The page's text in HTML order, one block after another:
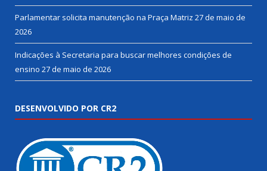
Parlamentar solicita manutenção na Praça Matriz 27 de maio de
2026
Indicações à Secretaria para buscar melhores condições de
ensino 27 de maio de 2026
DESENVOLVIDO POR CR2